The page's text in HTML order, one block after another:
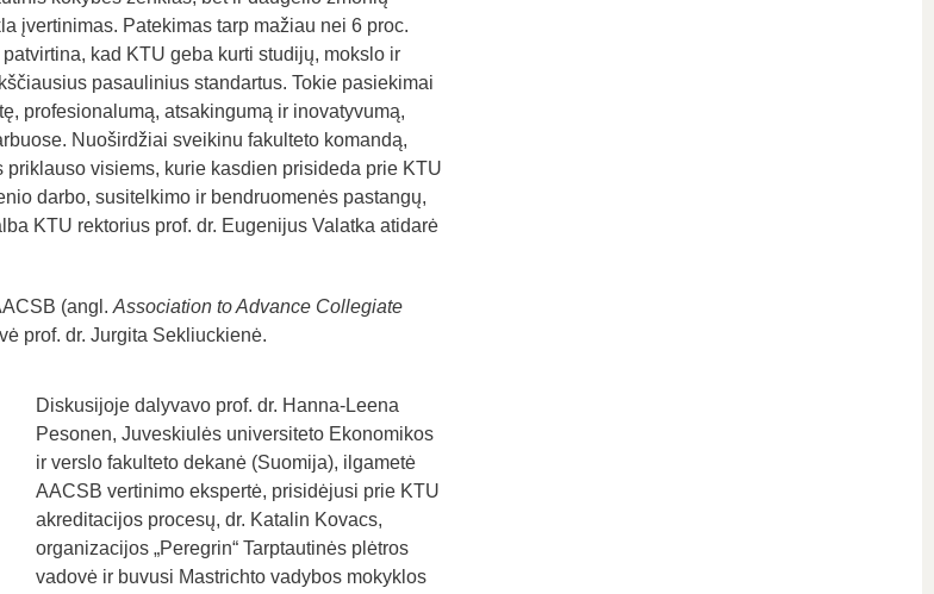
įvertinimas. Patekimas tarp mažiau nei 6 proc.
kad KTU geba kurti studijų, mokslo ir
pasaulinius standartus. Tokie pasiekimai
profesionalumą, atsakingumą ir inovatyvumą,
Nuoširdžiai sveikinu fakulteto komandą,
visiems, kurie kasdien prisideda prie KTU
darbo, susitelkimo ir bendruomenės pastangų,
KTU rektorius prof. dr. Eugenijus Valatka atidarė
(angl. Association to Advance Collegiate
prof. dr. Jurgita Sekliuckienė.
Diskusijoje dalyvavo prof. dr. Hanna-Leena
Pesonen, Juveskiulės universiteto Ekonomikos
ir verslo fakulteto dekanė (Suomija), ilgametė
AACSB vertinimo ekspertė, prisidėjusi prie KTU
akreditacijos procesų, dr. Katalin Kovacs,
organizacijos „Peregrin“ Tarptautinės plėtros
vadovė ir buvusi Mastrichto vadybos mokyklos